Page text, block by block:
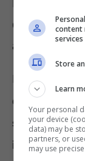
quale
Nel caso in
di qualche
specifica
interamente
content
Store
Learn
Your personal
your device
data) may be
partners, or
may use